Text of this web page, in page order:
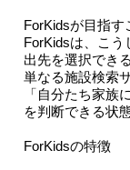
ForKidsが目指す
ForKidsは、こ
出先を選択でき
単なる施設検索
「自分たち家族
を判断できる状
ForKidsの特徴